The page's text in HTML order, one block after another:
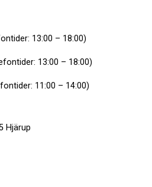
13:00 – 18:00)
13:00 – 18:00)
11:00 – 14:00)
Hjärup